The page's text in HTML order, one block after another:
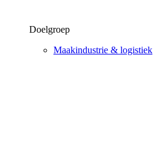
Doelgroep
Maakindustrie & logistiek